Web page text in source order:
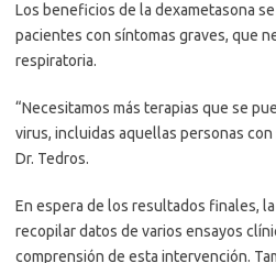
Los beneficios de la dexametasona
pacientes con síntomas graves, que
respiratoria.
“Necesitamos más terapias que se
virus, incluidas aquellas personas
Dr. Tedros.
En espera de los resultados finales,
recopilar datos de varios ensayos
comprensión de esta intervención.